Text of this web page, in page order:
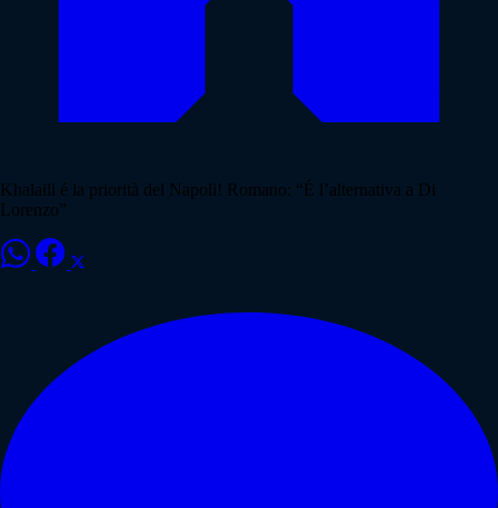
Khalaili é la priorità del Napoli! Romano: “É l’alternativa a Di
Lorenzo”